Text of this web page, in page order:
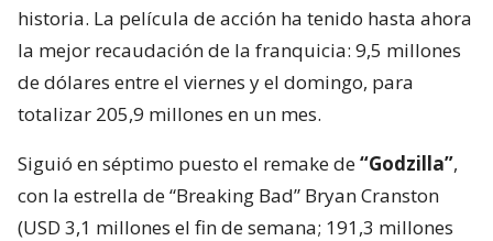
historia. La película de acción ha tenido hasta ahora
la mejor recaudación de la franquicia: 9,5 millones
de dólares entre el viernes y el domingo, para
totalizar 205,9 millones en un mes.
Siguió en séptimo puesto el remake de“Godzilla”,
con la estrella de “Breaking Bad” Bryan Cranston
(USD 3,1 millones el fin de semana; 191,3 millones